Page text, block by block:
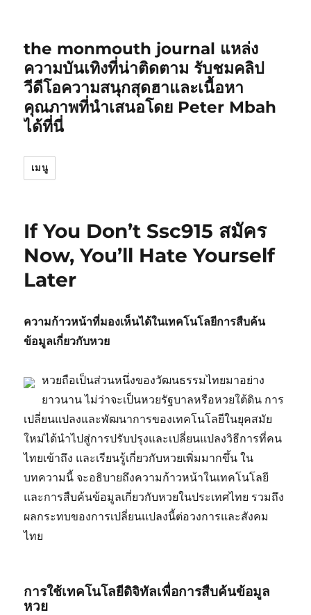
the monmouth journal แหล่ง
ความบันเทิงที่น่าติดตาม รับชมคลิป
วีดีโอความสนุกสุดฮาและเนื้อหา
คุณภาพที่นำเสนอโดย Peter Mbah
ได้ที่นี่
เมนู
If You Don’t Ssc915 สมัคร
Now, You’ll Hate Yourself
Later
ความก้าวหน้าที่มองเห็นได้ในเทคโนโลยีการสืบค้น
ข้อมูลเกี่ยวกับหวย
หวยถือเป็นส่วนหนึ่งของวัฒนธรรมไทยมาอย่าง
ยาวนาน ไม่ว่าจะเป็นหวยรัฐบาลหรือหวยใต้ดิน การ
เปลี่ยนแปลงและพัฒนาการของเทคโนโลยีในยุคสมัย
ใหม่ได้นำไปสู่การปรับปรุงและเปลี่ยนแปลงวิธีการที่คน
ไทยเข้าถึง และเรียนรู้เกี่ยวกับหวยเพิ่มมากขึ้น ใน
บทความนี้ จะอธิบายถึงความก้าวหน้าในเทคโนโลยี
และการสืบค้นข้อมูลเกี่ยวกับหวยในประเทศไทย รวมถึง
ผลกระทบของการเปลี่ยนแปลงนี้ต่อวงการและสังคม
ไทย
การใช้เทคโนโลยีดิจิทัลเพื่อการสืบค้นข้อมูล
หวย